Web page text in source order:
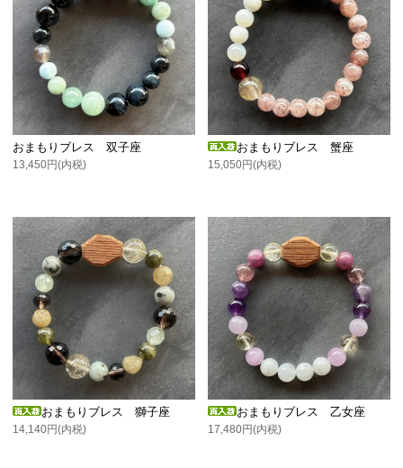
おまもりブレス 双子座
13,450円(内税)
おまもりブレス 蟹座
15,050円(内税)
おまもりブレス 獅子座
14,140円(内税)
おまもりブレス 乙女座
17,480円(内税)